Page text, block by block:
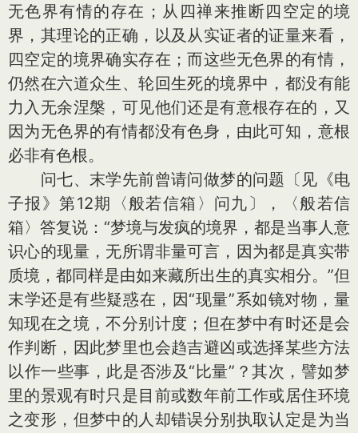
无色界有情的存在；从四禅来推断四空定的境
界，其理论的正确，以及从实证者的证量来看，
四空定的境界确实存在；而这些无色界的有情，
仍然在六道众生、轮回生死的境界中，都没有能
力入无余涅槃，可见他们还是有意根存在的，又
因为无色界的有情都没有色身，由此可知，意根
必非有色根。
问七、末学先前曾请问做梦的问题〔见《电
子报》第12期〈般若信箱〉问九〕，〈般若信
箱〉答复说：“梦境与发疯的境界，都是当事人意
识心的现量，无所谓非量可言，因为都是真实带
质境，都同样是由如来藏所出生的真实相分。”但
末学还是有些疑惑在，因“现量”系如镜对物，量
知现在之境，不分别计度；但在梦中有时还是会
作判断，因此梦里也会趋吉避凶或选择某些方法
以作一些事，此是否涉及“比量”？其次，譬如梦
里的景观有时只是目前或数年前工作或居住环境
之变形，但梦中的人却错误分别执取认定是为当